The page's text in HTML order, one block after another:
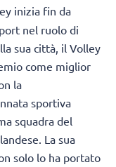
inizia fin da
nel ruolo di
sua città, il Volley
come miglior
la
sportiva
squadra del
La sua
solo lo ha portato